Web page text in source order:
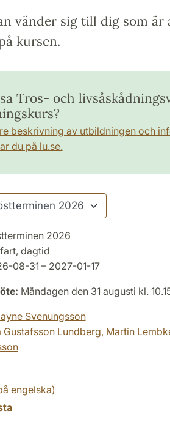
vänder sig till dig som är
kursen.
Tros- och
beskrivning av utbildningen och
du på lu.se.
2026
dagtid
08-31 – 2027-01-17
Måndagen den 31 augusti kl.
Svenungsson
Gustafsson Lundberg, Martin
engelska)